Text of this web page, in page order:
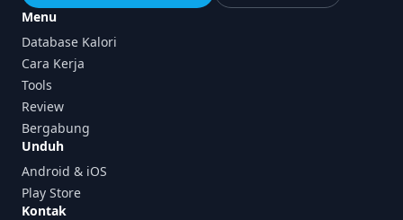
Menu
Database Kalori
Cara Kerja
Tools
Review
Bergabung
Unduh
Android & iOS
Play Store
Kontak